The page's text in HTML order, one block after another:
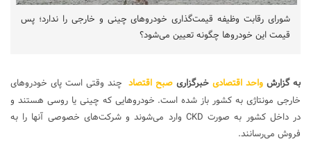
شورای رقابت وظیفه قیمت‌گذاری خودروهای چینی و خارجی را ندارد؛ پس
قیمت این خودروها چگونه تعیین می‌شود؟
به گزارشواحد اقتصادی خبرگزاریصبح اقتصاد چند وقتی است پای خودروهای
خارجی مونتاژی به کشور باز شده است. خودروهایی که چینی یا روسی هستند و
در داخل کشور به صورت CKD وارد می‌شوند و شرکت‌های خصوصی آنها را به
فروش می‌رسانند.